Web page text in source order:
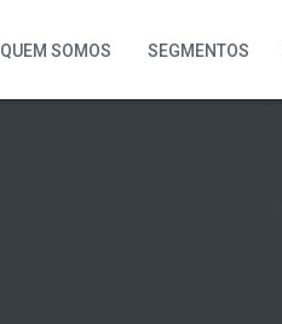
QUEM SOMOS SEGMENTOS